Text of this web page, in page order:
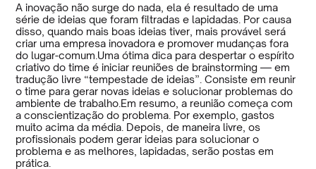
A inovação não surge do nada, ela é resultado de uma
série de ideias que foram filtradas e lapidadas. Por causa
disso, quando mais boas ideias tiver, mais provável será
criar uma empresa inovadora e promover mudanças fora
do lugar-comum.Uma ótima dica para despertar o espírito
criativo do time é iniciar reuniões de brainstorming — em
tradução livre “tempestade de ideias”. Consiste em reunir
o time para gerar novas ideias e solucionar problemas do
ambiente de trabalho.Em resumo, a reunião começa com
a conscientização do problema. Por exemplo, gastos
muito acima da média. Depois, de maneira livre, os
profissionais podem gerar ideias para solucionar o
problema e as melhores, lapidadas, serão postas em
prática.